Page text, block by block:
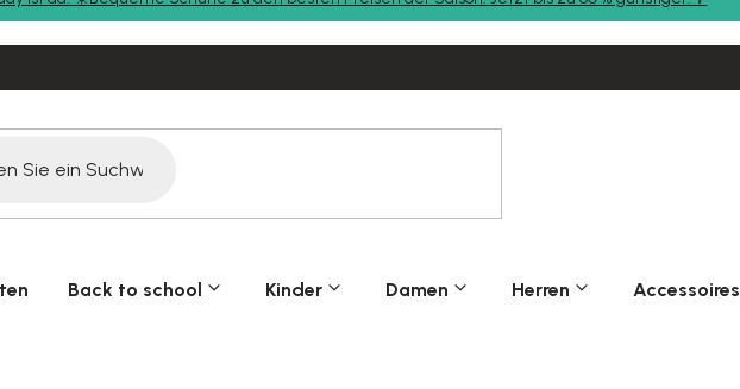
Back to school Kinder Damen Herren Accessoires